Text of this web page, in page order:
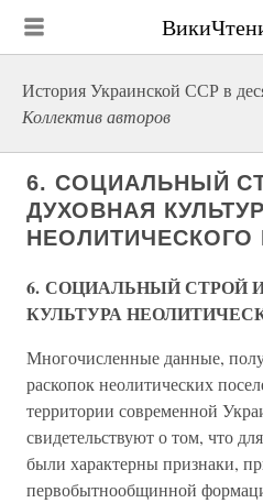
История Украинской ССР в
Коллектив авторов
6. СОЦИАЛЬНЫЙ
ДУХОВНАЯ
НЕОЛИТИЧЕСКОГО
6. СОЦИАЛЬНЫЙ СТРОЙ
КУЛЬТУРА
Многочисленные данные,
раскопок неолитических
территории современной
свидетельствуют о том, что
были характерны признаки,
первобытнообщинной